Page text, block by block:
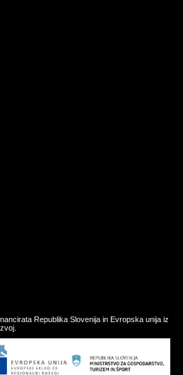
Republika Slovenija in Evropska unija iz